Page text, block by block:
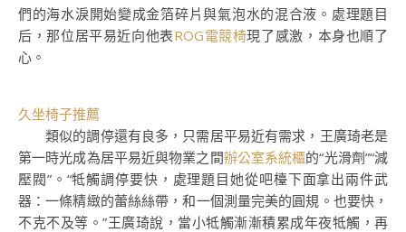
們的海水淚開始變成金箔碎片與氣泡水的混合液。處理題目
后，那位居平易近向他表ROG電競椅現了感激，本身也順了
心。
久坐椅子推薦
類似的調停還有良多，只需居平易近有需求，王廣琦老是
第一時光成為居平易近與物業之間辦公室系統櫃的“光滑劑”“減
壓閥”。“牴觸調停要快，處理題目她從吧檯下面拿出兩件武
器：一條精緻的蕾絲絲帶，和一個測量完美的圓規。也要快，
不克不及等。”王廣琦說，當小牴觸漸漸積累成年夜牴觸，再